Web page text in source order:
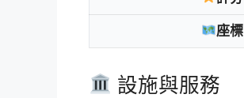
座標
設施與服務